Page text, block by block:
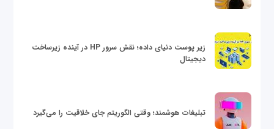
زیر پوست دنیای داده؛ نقش سرور HP در آینده زیرساخت
دیجیتال
تبلیغات هوشمند؛ وقتی الگوریتم جای خلاقیت را می‌گیرد